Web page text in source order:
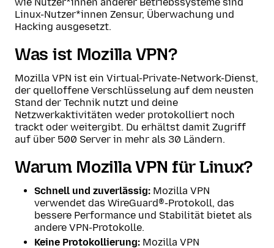
Linux-Nutzer*innen Zensur, Überwachung und
Hacking ausgesetzt.
Was ist Mozilla VPN?
Mozilla VPN ist ein Virtual-Private-Network-Dienst,
der quelloffene Verschlüsselung auf dem neusten
Stand der Technik nutzt und deine
Netzwerkaktivitäten weder protokolliert noch
trackt oder weitergibt. Du erhältst damit Zugriff
auf über 500 Server in mehr als 30 Ländern.
Warum Mozilla VPN für Linux?
Schnell und zuverlässig: Mozilla VPN
verwendet das WireGuard®-Protokoll, das
bessere Performance und Stabilität bietet als
andere VPN-Protokolle.
Keine Protokollierung: Mozilla VPN